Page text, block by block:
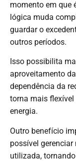
momento em que
lógica muda
guardar o
outros períodos.
Isso possibilita
aproveitamento
dependência da
torna mais
energia.
Outro benefício
possível
utilizada,